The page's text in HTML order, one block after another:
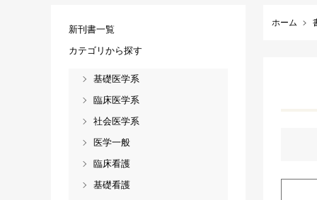
ホーム
新刊書一覧
カテゴリから探す
基礎医学系
臨床医学系
社会医学系
医学一般
臨床看護
基礎看護